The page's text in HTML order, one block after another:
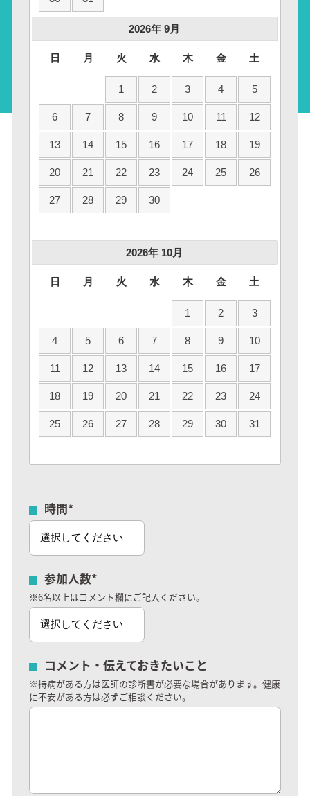
2026年9月
日 月 火 水 木 金 土
1 2 3 4 5
6 7 8 9 10 11 12
13 14 15 16 17 18 19
20 21 22 23 24 25 26
27 28 29 30
2026年 10月
日 月 火 水 木 金 土
1 2 3
4 5 6 7 8 9 10
11 12 13 14 15 16 17
18 19 20 21 22 23 24
25 26 27 28 29 30 31
時間*
参加人数*
※6名以上はコメント欄にご記入ください。
コメント 伝えておきたいこと
※持病がある方は医師の診断書が必要な場合があります。健康
に不安がある方は必ずご相談ください。